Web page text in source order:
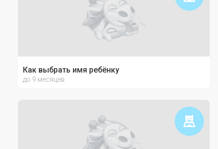
Как выбрать имя ребёнку
до 9 месяцев